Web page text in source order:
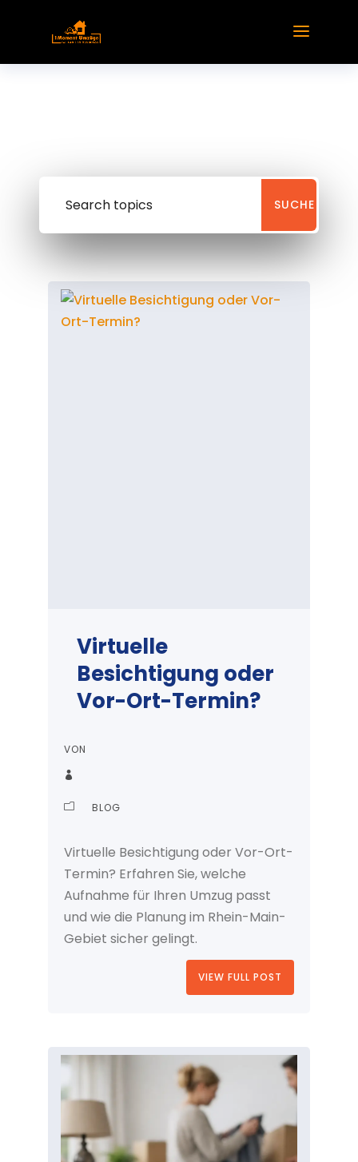
Virtuelle
Besichtigung oder
Vor-Ort-Termin?
VON
BLOG
Virtuelle Besichtigung oder Vor-Ort-
Termin? Erfahren Sie, welche
Aufnahme für Ihren Umzug passt
und wie die Planung im Rhein-Main-
Gebiet sicher gelingt.
VIEW FULL POST